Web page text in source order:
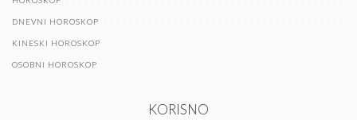
DNEVNI HOROSKOP
KINESKI HOROSKOP
OSOBNI HOROSKOP
KORISNO